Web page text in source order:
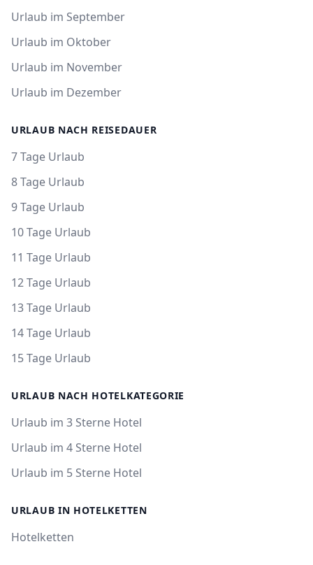
Urlaub im September
Urlaub im Oktober
Urlaub im November
Urlaub im Dezember
URLAUB NACH REISEDAUER
7 Tage Urlaub
8 Tage Urlaub
9 Tage Urlaub
10 Tage Urlaub
11 Tage Urlaub
12 Tage Urlaub
13 Tage Urlaub
14 Tage Urlaub
15 Tage Urlaub
URLAUB NACH HOTELKATEGORIE
Urlaub im 3 Sterne Hotel
Urlaub im 4 Sterne Hotel
Urlaub im 5 Sterne Hotel
URLAUB IN HOTELKETTEN
Hotelketten